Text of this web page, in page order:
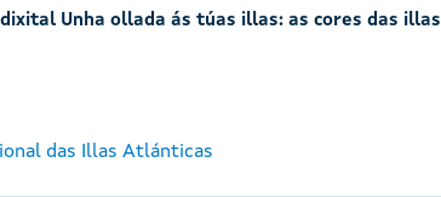
Unha ollada ás túas illas: as cores das illas
das Illas Atlánticas